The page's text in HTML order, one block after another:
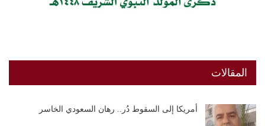
المقالات
أمريكا إلى السقوط دُر.. رهان السعودي الخاسر